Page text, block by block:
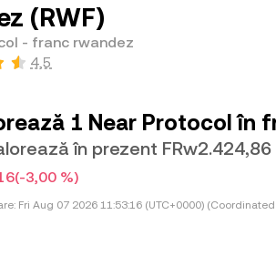
(RWF)
- franc rwandez
4,5
1 Near Protocol în
în prezent FRw2.424,86
(-3,00 %)
Fri Aug 07 2026 11:53:16 (UTC+0000)